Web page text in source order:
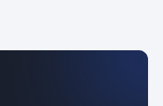
путем анионной
Обычно окрашен в
людей, не имеет